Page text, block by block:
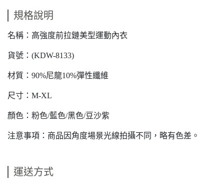
規格說明
名稱：高強度前拉鏈美型運動內衣
貨號：(KDW-8133)
材質：90%尼龍10%彈性纖維
尺寸：M-XL
顏色：粉色/藍色/黑色/豆沙紫
注意事項：商品因角度場景光線拍攝不同，略有色差。
運送方式